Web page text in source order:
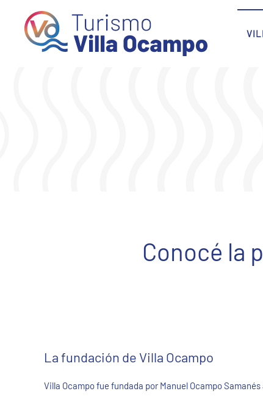
Skip to main content
Conocé la
La fundación de Villa Ocampo
Villa Ocampo fue fundada por Manuel Ocampo